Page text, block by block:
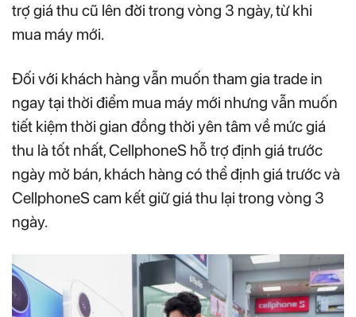
trợ giá thu cũ lên đời trong vòng 3 ngày, từ khi
mua máy mới.
Đối với khách hàng vẫn muốn tham gia trade in
ngay tại thời điểm mua máy mới nhưng vẫn muốn
tiết kiệm thời gian đồng thời yên tâm về mức giá
thu là tốt nhất, CellphoneS hỗ trợ định giá trước
ngày mở bán, khách hàng có thể định giá trước và
CellphoneS cam kết giữ giá thu lại trong vòng 3
ngày.